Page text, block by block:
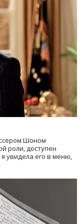
Шоном
роли, доступен
увидела его в меню,